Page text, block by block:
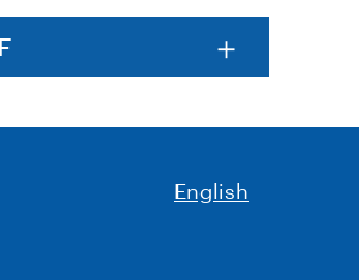
English